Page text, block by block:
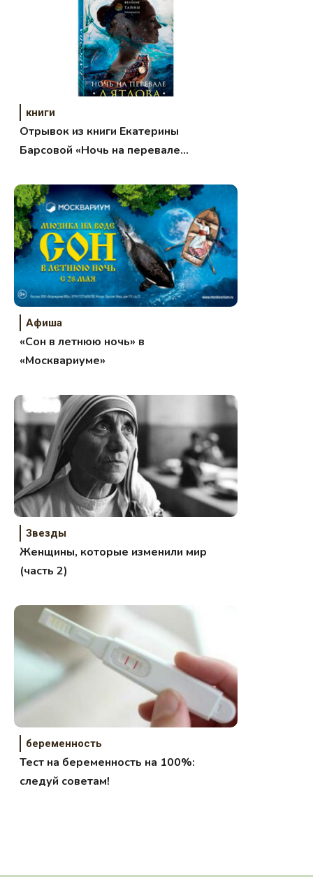
книги
Отрывок из книги Екатерины
Барсовой «Ночь на перевале
Афиша
«Сон в летнюю ночь» в
«Москвариуме»
Звезды
Женщины, которые изменили мир
(часть 2)
беременность
Тест на беременность на 100%:
следуй советам!